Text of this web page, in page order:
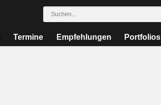
Termine Empfehlungen Portfolios